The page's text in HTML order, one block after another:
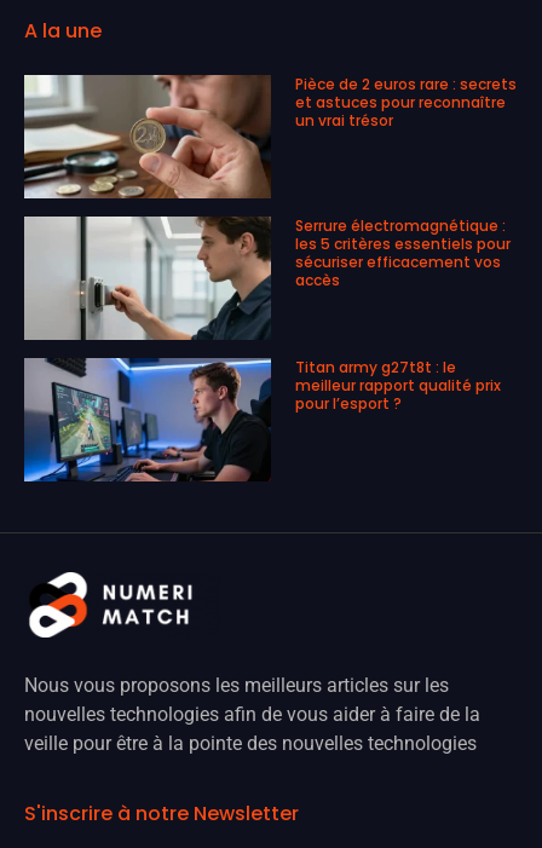
A la une
Pièce de 2 euros rare : secrets
et astuces pour reconnaître
un vrai trésor
Serrure électromagnétique :
les 5 critères essentiels pour
sécuriser efficacement vos
accès
Titan army g27t8t : le
meilleur rapport qualité prix
pour l’esport ?
Nous vous proposons les meilleurs articles sur les
nouvelles technologies afin de vous aider à faire de la
veille pour être à la pointe des nouvelles technologies
S'inscrire à notre Newsletter